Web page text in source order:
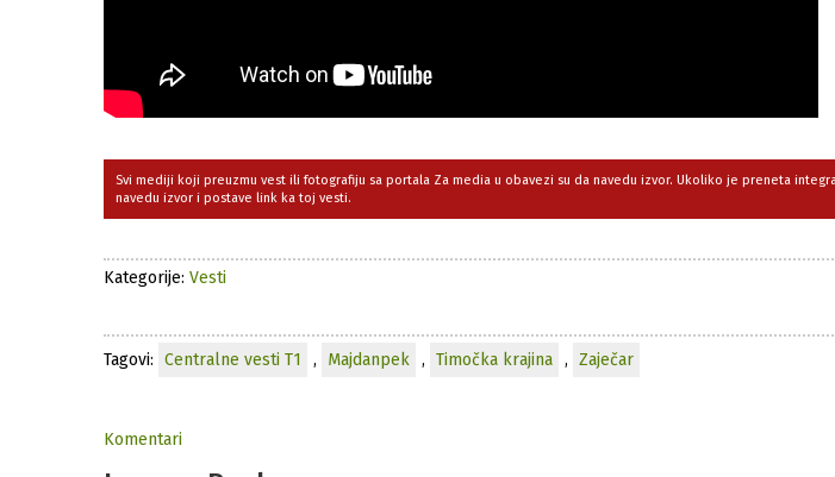
Svi mediji koji preuzmu vest ili fotografiju sa portala Za media u obavezi su da navedu izvor. Ukoliko je preneta
navedu izvor i postave link ka toj vesti.
Kategorije: Vesti
Tagovi: Centralne vesti T1 , Majdanpek , Timočka krajina , Zaječar
Komentari